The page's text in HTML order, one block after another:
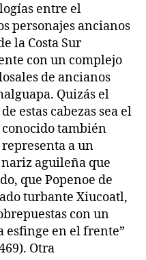
entre el
personajes ancianos
la Costa Sur
con un complejo
de ancianos
Quizás el
estas cabezas sea el
también
a un
aguileña que
que Popenoe de
turbante Xiucoatl,
con un
esfinge en el frente”
Otra